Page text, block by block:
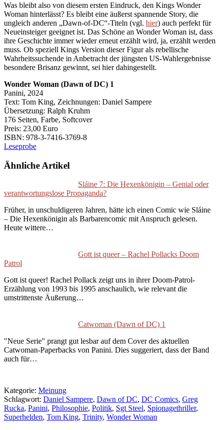
Was bleibt also von diesem ersten Eindruck, den Kings Wonder
Woman hinterlässt? Es bleibt eine äußerst spannende Story, die
ungleich anderen „Dawn-of-DC“-Titeln (vgl. hier) auch perfekt für
Neueinsteiger geeignet ist. Das Schöne an Wonder Woman ist, dass
ihre Geschichte immer wieder erneut erzählt wird, ja, erzählt werden
muss. Ob speziell Kings Version dieser Figur als rebellische
Wahrheitssuchende in Anbetracht der jüngsten US-Wahlergebnisse
besondere Brisanz gewinnt, sei hier dahingestellt.
Wonder Woman (Dawn of DC) 1
Panini, 2024
Text: Tom King, Zeichnungen: Daniel Sampere
Übersetzung: Ralph Kruhm
176 Seiten, Farbe, Softcover
Preis: 23,00 Euro
ISBN: 978-3-7416-3769-8
Leseprobe
Ähnliche Artikel
Sláine 7: Die Hexenkönigin – Genial oder
verantwortungslose Propaganda?
Früher, in unschuldigeren Jahren, hätte ich einen Comic wie Sláine
– Die Hexenkönigin als Barbarencomic mit Anspruch gelesen.
Heute wittere…
Gott ist queer – Rachel Pollacks Doom
Patrol
Gott ist queer! Rachel Pollack zeigt uns in ihrer Doom-Patrol-
Erzählung von 1993 bis 1995 anschaulich, wie relevant die
umstrittenste Äußerung…
Catwoman (Dawn of DC) 1
"Neue Serie" prangt gut lesbar auf dem Cover des aktuellen
Catwoman-Paperbacks von Panini. Dies suggeriert, dass der Band
auch für…
Kategorie: Meinung
Schlagwort: Daniel Sampere, Dawn of DC, DC Comics, Greg
Rucka, Panini, Philosophie, Politik, Sgt Steel, Spionagethriller,
Superhelden, Tom King, Trinity, Wonder Woman